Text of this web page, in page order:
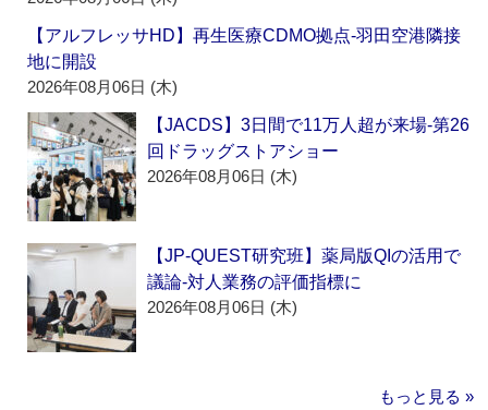
【アルフレッサHD】再生医療CDMO拠点‐羽田空港隣接
地に開設
2026年08月06日 (木)
【JACDS】3日間で11万人超が来場‐第26
回ドラッグストアショー
2026年08月06日 (木)
【JP-QUEST研究班】薬局版QIの活用で
議論‐対人業務の評価指標に
2026年08月06日 (木)
もっと見る »